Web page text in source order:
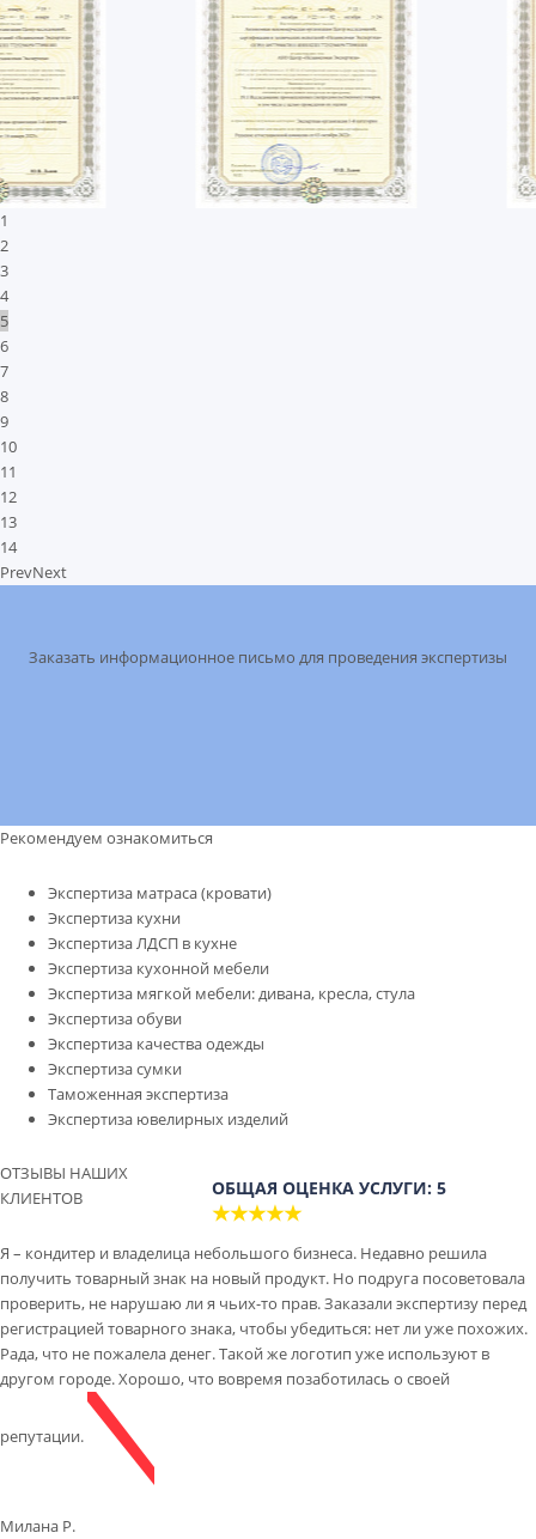
1
2
3
4
5
6
7
8
9
10
11
12
13
14
PrevNext
Заказать информационное письмо для проведения экспертизы
Рекомендуем ознакомиться
Экспертиза матраса (кровати)
Экспертиза кухни
Экспертиза ЛДСП в кухне
Экспертиза кухонной мебели
Экспертиза мягкой мебели: дивана, кресла, стула
Экспертиза обуви
Экспертиза качества одежды
Экспертиза сумки
Таможенная экспертиза
Экспертиза ювелирных изделий
ОТЗЫВЫ НАШИХ
КЛИЕНТОВ
ОБЩАЯ ОЦЕНКА УСЛУГИ: 5
★★★★★
Я – кондитер и владелица небольшого бизнеса. Недавно решила
получить товарный знак на новый продукт. Но подруга посоветовала
проверить, не нарушаю ли я чьих-то прав. Заказали экспертизу перед
регистрацией товарного знака, чтобы убедиться: нет ли уже похожих.
Рада, что не пожалела денег. Такой же логотип уже используют в
другом городе. Хорошо, что вовремя позаботилась о своей
репутации.
Милана Р.